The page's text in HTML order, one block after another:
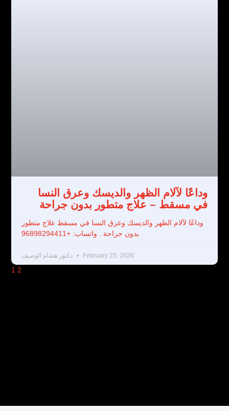
وداعًا لآلام الظهر والديسك وعرق النسا
في مسقط – علاج متطور بدون جراحة
وداعًا لآلام الظهر والديسك وعرق النسا في مسقط علاج متطور
بدون جراحة . واتساب: +96898294411
دكتور هشام الوصيف February 25, 2026
1 2